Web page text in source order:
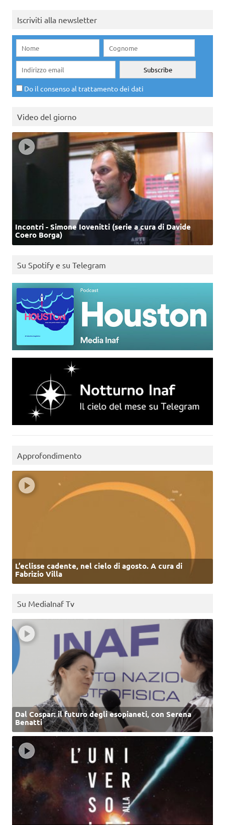
Iscriviti alla newsletter
Do il consenso al trattamento dei dati
Video del giorno
Incontri - Simone Iovenitti (serie a cura di Davide
Coero Borga)
Su Spotify e su Telegram
Approfondimento
L’eclisse cadente, nel cielo di agosto. A cura di
Fabrizio Villa
Su MediaInaf Tv
Dal Cospar: il futuro degli esopianeti, con Serena
Benatti